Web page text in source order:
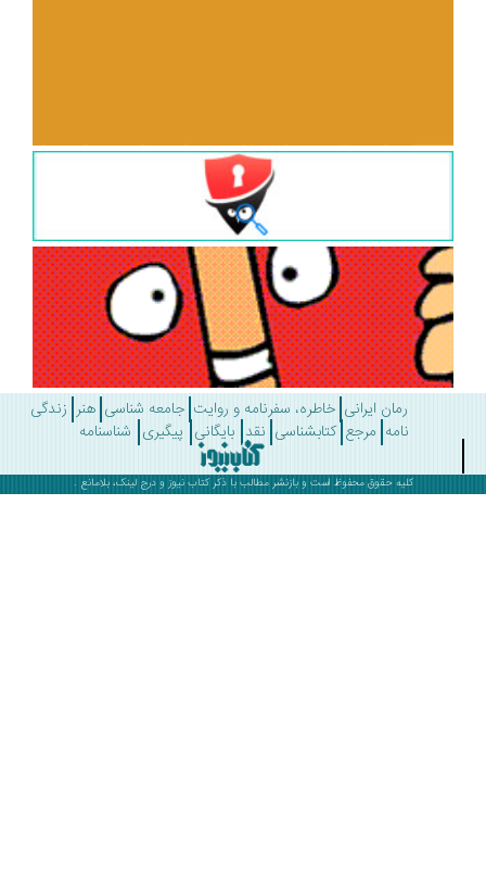
رمان ایرانی خاطره، سفرنامه و روایت جامعه شناسی هنر زندگی
مرجع کتابشناسی نقد بایگانی پیگیری شناسنامه
کلیه حقوق محفوظ است و بازنشر مطالب با ذکرکتاب نیوزو درج لینک، بلامانع .